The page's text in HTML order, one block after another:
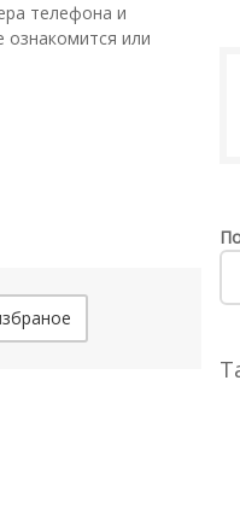
телефона и
ознакомится или